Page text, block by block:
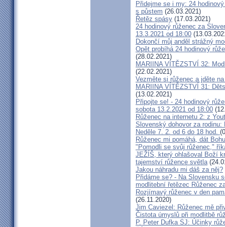
Přidejme se i my: 24
s půstem (26.03.2021)
Řetěz spásy (17.03.2021)
24 hodinový růženec za
13.3.2021 od 18:00
Dokončí můj anděl strážný
Opět probíhá 24 hodinový
(28.02.2021)
MARIINA VÍTĚZSTVÍ 32:
(22.02.2021)
Vezměte si růženec a jděte
MARIINA VÍTĚZSTVÍ 31:
(13.02.2021)
Připojte se! - 24 hodinový
sobota 13.2.2021 od 18:00
Růženec na internetu 2: z
Slovenský dohovor za rodinu:
Neděle 7. 2. od 6 do 18 hod.
Růženec mi pomáhá, dát
"Pomodli se svůj růženec,"
JEŽÍŠ, který ohlašoval Boží
tajemství růžence světla
Jakou náhradu mi dáš za něj?
Přidáme se? - Na Slovensku
modlitební řetězec Růženec
Rozjímavý růženec v den
(26.11.2020)
Jim Caviezel: Růženec mě
Čistota úmyslů při modlitbě
P. Peter Dufka SJ: Účinky